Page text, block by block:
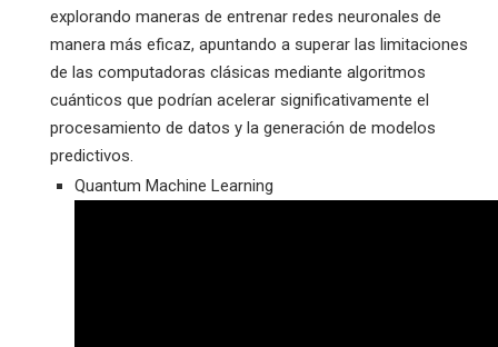
explorando maneras de entrenar redes neuronales de
manera más eficaz, apuntando a superar las limitaciones
de las computadoras clásicas mediante algoritmos
cuánticos que podrían acelerar significativamente el
procesamiento de datos y la generación de modelos
predictivos.
Quantum Machine Learning